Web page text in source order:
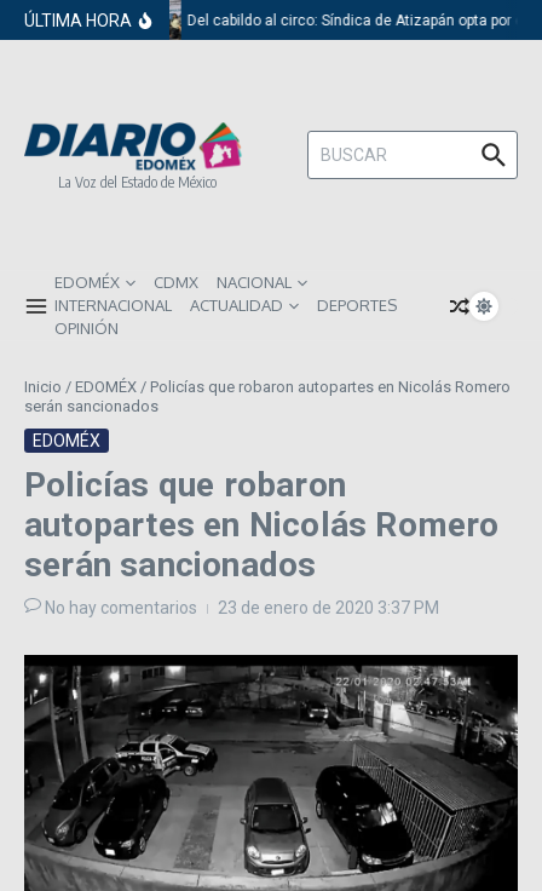
Saltar al contenido
ÚLTIMA HORA Del cabildo al circo: Síndica de Atizapán opta por el
La Voz del Estado de México
Buscar:
EDOMÉX CDMX
NACIONAL
INTERNACIONAL
ACTUALIDAD
DEPORTES
OPINIÓN
Inicio / EDOMÉX / Policías que robaron autopartes en Nicolás Romero
serán sancionados
EDOMÉX
Policías que robaron
autopartes en Nicolás Romero
serán sancionados
No hay comentarios 23 de enero de 2020 3:37 PM